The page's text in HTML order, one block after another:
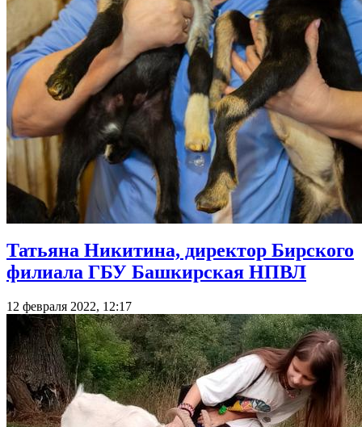
Татьяна Никитина, директор Бирского
филиала ГБУ Башкирская НПВЛ
12 февраля 2022, 12:17